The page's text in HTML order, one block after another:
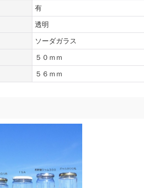
有
透明
ソーダガラス
５０ｍｍ
５６ｍｍ